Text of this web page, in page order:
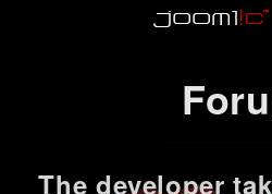
The developer